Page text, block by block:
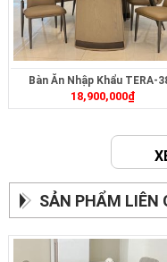
Bàn Ăn Nhập Khẩu TERA-
18,900,000₫
SẢN PHẨM LIÊN